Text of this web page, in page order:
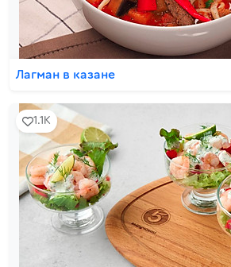
Лагман в казане
1.1K